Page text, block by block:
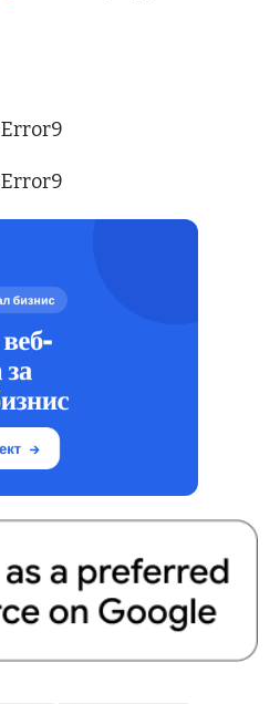
Error9
Error9